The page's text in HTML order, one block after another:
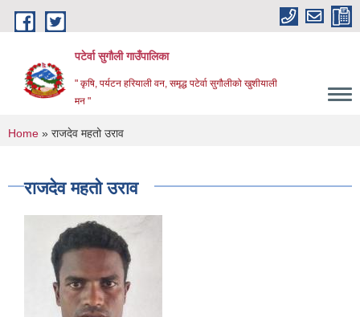
Skip to main content
पटेर्वा सुगौली गाउँपालिका
" कृषि, पर्यटन हरियाली वन, समृद्ध पटेर्वा सुगौलीको खुशीयाली
मन "
You are here
Home » राजदेव महतो उराव
राजदेव महतो उराव